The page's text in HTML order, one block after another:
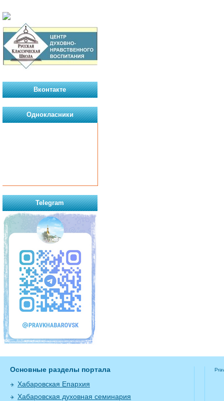
Вконтакте
Однокласники
Telegram
Основные разделы портала
Хабаровская Епархия
Хабаровская духовная семинария